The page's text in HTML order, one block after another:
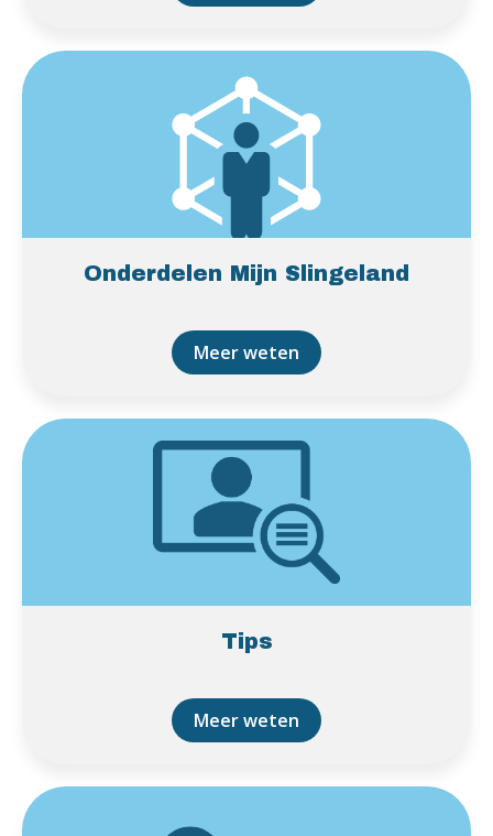
Onderdelen Mijn Slingeland
Meer weten
Tips
Meer weten